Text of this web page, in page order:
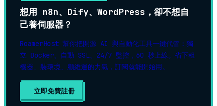
想用 n8n、Dify、WordPress，卻不想自
己養伺服器？
RoamerHost 幫你把開源 AI 與自動化工具一鍵代管：獨
立 Docker、自動 SSL、24/7 監控，60 秒上線。省下租
機器、裝環境、顧維運的力氣，訂閱就能開始用。
立即免費註冊